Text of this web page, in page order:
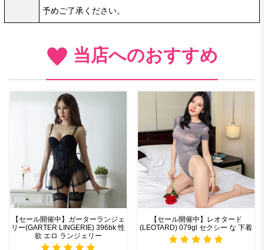
予めご了承ください。
当店へのおすすめ
【セール開催中】ガーターランジェ
リー(GARTER LINGERIE) 396bk 性
欲 エロ ランジェリー
【セール開催中】レオタード
(LEOTARD) 079gl セクシー な 下着